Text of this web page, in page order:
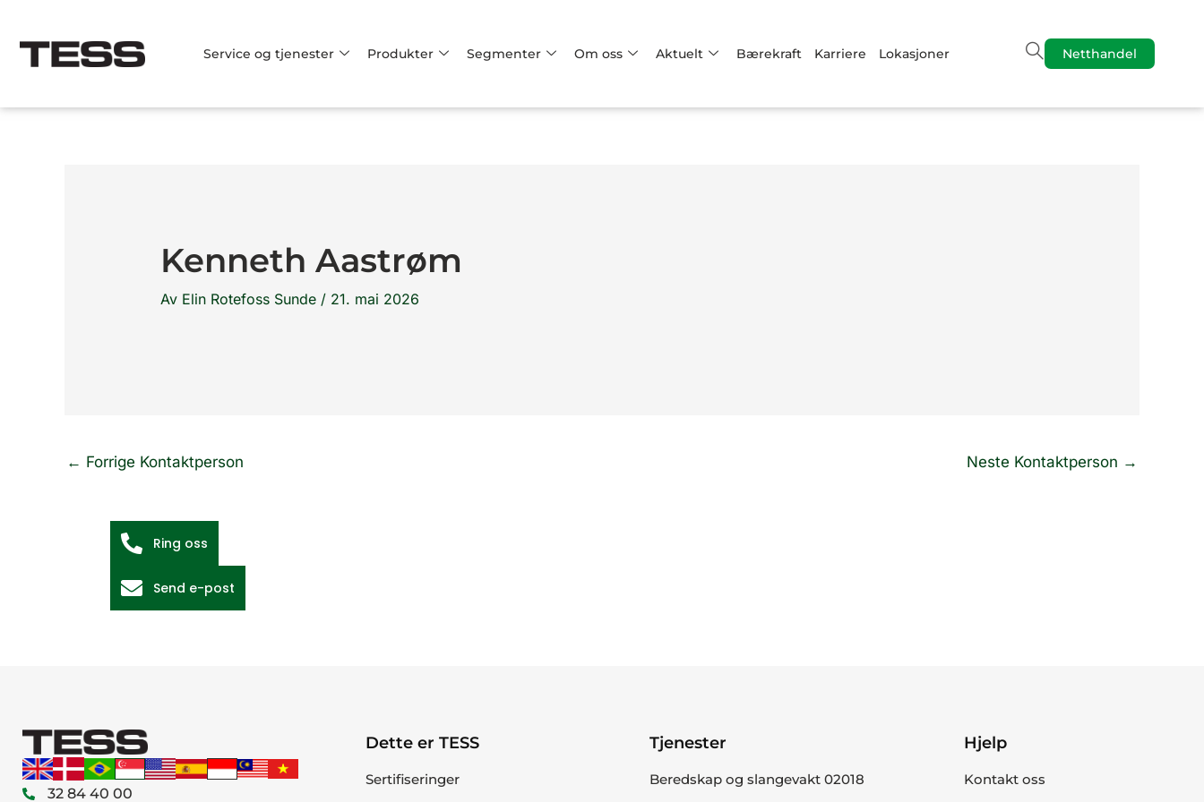
rett
Service og tjenester Produkter Segmenter Om oss Aktuelt Bærekraft Karriere Lokasjoner Netthandel
Kenneth Aastrøm
Av Elin Rotefoss Sunde / 21. mai 2026
← Forrige Kontaktperson Neste Kontaktperson →
32 84 40 00
Dette er TESS
Sertifiseringer
Tjenester
Beredskap og slangevakt 02018
Hjelp
Kontakt oss
Ring oss
Send e-post